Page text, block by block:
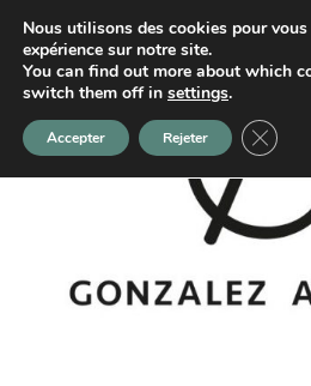
Nous utilisons des cookies pour
expérience sur notre site.
You can find out more about which
switch them off in settings.
Accepter Rejeter